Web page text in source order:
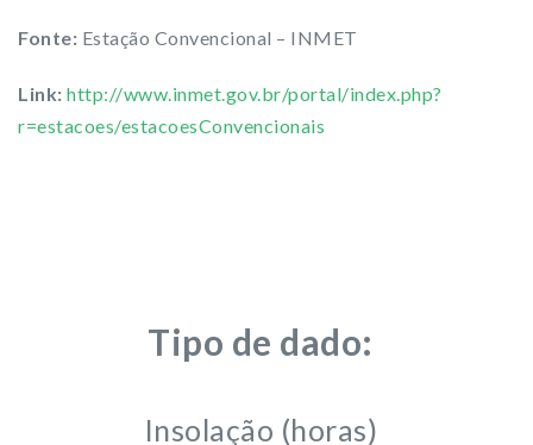
Fonte: Estação Convencional – INMET
Link: http://www.inmet.gov.br/portal/index.php?
r=estacoes/estacoesConvencionais
Tipo de dado:
Insolação (horas)